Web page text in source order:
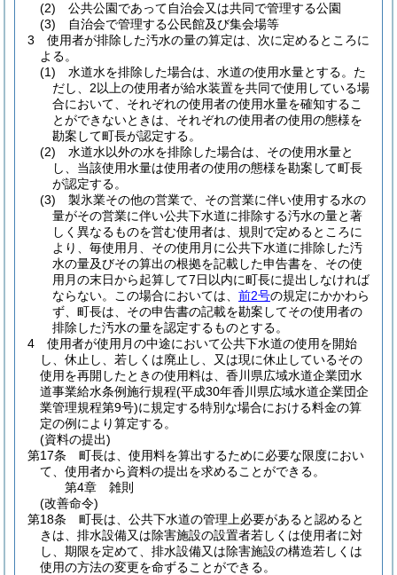
(2)
公共公園であって自治会又は共同で管理する公園
(3)
自治会で管理する公民館及び集会場等
3
使用者が排除した汚水の量の算定は、次に定めるところに
よる。
(1)
水道水を排除した場合は、水道の使用水量とする。 た
だし、2以上の使用者が給水装置を共同で使用している場
合において、それぞれの使用者の使用水量を確知するこ
とができないときは、それぞれの使用者の使用の態様を
勘案して町長が認定する。
(2)
水道水以外の水を排除した場合は、その使用水量と
し、当該使用水量は使用者の使用の態様を勘案して町長
が認定する。
(3)
製氷業その他の営業で、その営業に伴い使用する水の
量がその営業に伴い公共下水道に排除する汚水の量と著
しく異なるものを営む使用者は、規則で定めるところに
より、毎使用月、その使用月に公共下水道に排除した汚
水の量及びその算出の根拠を記載した申告書を、その使
用月の末日から起算して7日以内に町長に提出しなければ
ならない。
この場合においては、 前2号の規定にかかわら
ず、町長は、その申告書の記載を勘案してその使用者の
排除した汚水の量を認定するものとする。
4
使用者が使用月の中途において公共下水道の使用を開始
し、休止し、若しくは廃止し、又は現に休止しているその
使用を再開したときの使用料は、香川県広域水道企業団水
道事業給水条例施行規程(平成30年香川県広域水道企業団企
業管理規程第9号)に規定する特別な場合における料金の算
定の例により算定する。
(資料の提出)
第17条
町長は、使用料を算出するために必要な限度におい
て、使用者から資料の提出を求めることができる。
第4章
雑則
(改善命令)
第18条
町長は、公共下水道の管理上必要があると認めると
きは、排水設備又は除害施設の設置者若しくは使用者に対
し、期限を定めて、排水設備又は除害施設の構造若しくは
使用の方法の変更を命ずることができる。